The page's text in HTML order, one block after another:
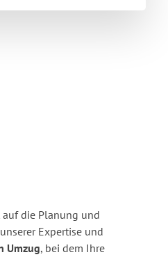
auf die Planung und
Expertise und
Umzug, bei dem Ihre